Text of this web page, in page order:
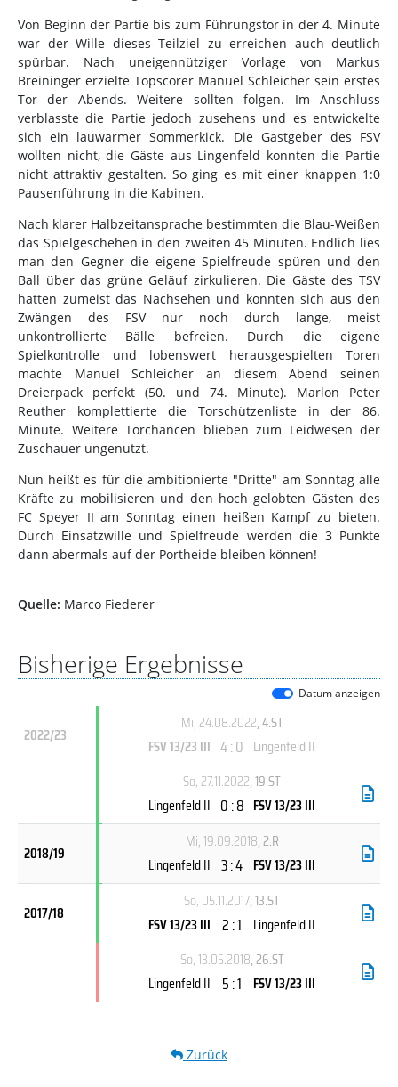
Von Beginn der Partie bis zum Führungstor in der 4. Minute
war der Wille dieses Teilziel zu erreichen auch deutlich
spürbar. Nach uneigennütziger Vorlage von Markus
Breininger erzielte Topscorer Manuel Schleicher sein erstes
Tor der Abends. Weitere sollten folgen. Im Anschluss
verblasste die Partie jedoch zusehens und es entwickelte
sich ein lauwarmer Sommerkick. Die Gastgeber des FSV
wollten nicht, die Gäste aus Lingenfeld konnten die Partie
nicht attraktiv gestalten. So ging es mit einer knappen 1:0
Pausenführung in die Kabinen.
Nach klarer Halbzeitansprache bestimmten die Blau-Weißen
das Spielgeschehen in den zweiten 45 Minuten. Endlich lies
man den Gegner die eigene Spielfreude spüren und den
Ball über das grüne Geläuf zirkulieren. Die Gäste des TSV
hatten zumeist das Nachsehen und konnten sich aus den
Zwängen des FSV nur noch durch lange, meist
unkontrollierte Bälle befreien. Durch die eigene
Spielkontrolle und lobenswert herausgespielten Toren
machte Manuel Schleicher an diesem Abend seinen
Dreierpack perfekt (50. und 74. Minute). Marlon Peter
Reuther komplettierte die Torschützenliste in der 86.
Minute. Weitere Torchancen blieben zum Leidwesen der
Zuschauer ungenutzt.
Nun heißt es für die ambitionierte "Dritte" am Sonntag alle
Kräfte zu mobilisieren und den hoch gelobten Gästen des
FC Speyer II am Sonntag einen heißen Kampf zu bieten.
Durch Einsatzwille und Spielfreude werden die 3 Punkte
dann abermals auf der Portheide bleiben können!
Quelle: Marco Fiederer
Bisherige Ergebnisse
Datum anzeigen
2022/23
Mi, 24.08.2022, 4.ST
FSV 13/23 III 4 : 0 Lingenfeld II
So, 27.11.2022, 19.ST
Lingenfeld II 0 : 8 FSV 13/23 III
2018/19
Mi, 19.09.2018, 2.R
Lingenfeld II 3 : 4 FSV 13/23 III
2017/18
So, 05.11.2017, 13.ST
FSV 13/23 III 2 : 1 Lingenfeld II
So, 13.05.2018, 26.ST
Lingenfeld II 5 : 1 FSV 13/23 III
Zurück